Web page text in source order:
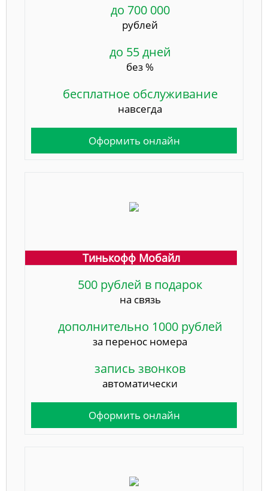
до 700 000
рублей
до 55 дней
без %
бесплатное обслуживание
навсегда
Оформить онлайн
Тинькофф Мобайл
500 рублей в подарок
на связь
дополнительно 1000 рублей
за перенос номера
запись звонков
автоматически
Оформить онлайн